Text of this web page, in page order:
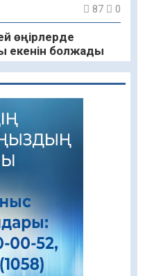
87 0
өңірлерде
екенін болжады
78 0
интеллект
өтті
іріктеуінде
панно» атты